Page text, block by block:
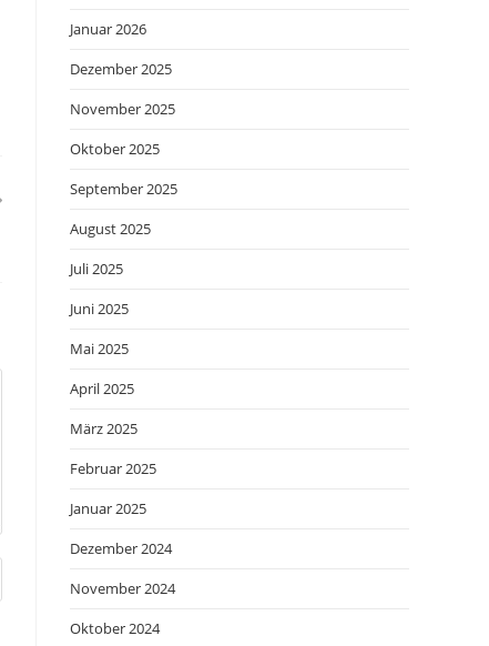
Januar 2026
Dezember 2025
November 2025
Oktober 2025
September 2025
August 2025
Juli 2025
Juni 2025
Mai 2025
April 2025
März 2025
Februar 2025
Januar 2025
Dezember 2024
November 2024
Oktober 2024